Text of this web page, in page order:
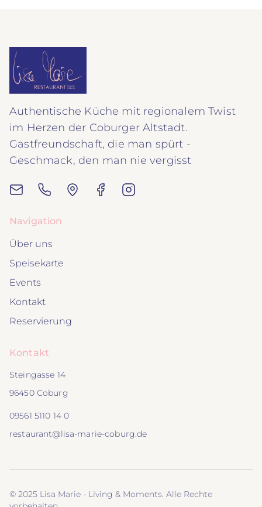
Authentische Küche mit regionalem Twist
im Herzen der Coburger Altstadt.
Gastfreundschaft, die man spürt -
Geschmack, den man nie vergisst
Navigation
Über uns
Speisekarte
Events
Kontakt
Reservierung
Kontakt
Steingasse 14
96450 Coburg
09561 5110 14 0
restaurant@lisa-marie-coburg.de
© 2025 Lisa Marie - Living & Moments. Alle Rechte